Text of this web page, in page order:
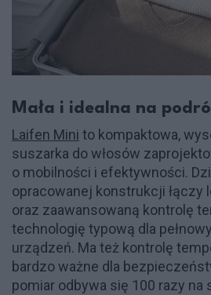
Mała i idealna na
Laifen Mini to kompaktowa,
suszarka do włosów
o mobilności i efektywności.
opracowanej konstrukcji łączy
oraz zaawansowaną kontrolę
technologię typową dla
urządzeń. Ma też kontrolę
bardzo ważne dla
pomiar odbywa się 100 razy na